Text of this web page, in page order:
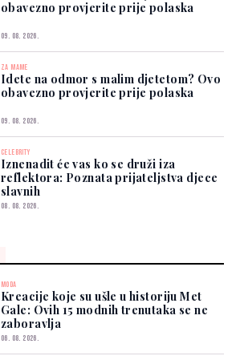
obavezno provjerite prije polaska
09. 08. 2026.
ZA MAME
Idete na odmor s malim djetetom? Ovo
obavezno provjerite prije polaska
09. 08. 2026.
CELEBRITY
Iznenadit će vas ko se druži iza
reflektora: Poznata prijateljstva djece
slavnih
08. 08. 2026.
MODA
Kreacije koje su ušle u historiju Met
Gale: Ovih 15 modnih trenutaka se ne
zaboravlja
06. 08. 2026.